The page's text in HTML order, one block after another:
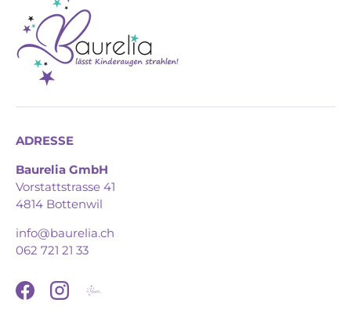
ADRESSE
Baurelia GmbH
Vorstattstrasse 41
4814 Bottenwil
info@baurelia.ch
062 721 21 33
FacebookInstagram